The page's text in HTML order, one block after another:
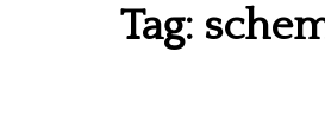
Tag: